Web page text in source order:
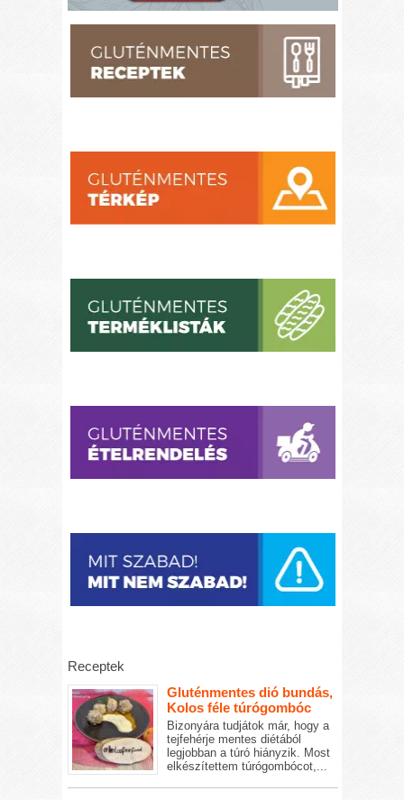
Receptek
Gluténmentes dió bundás,
Kolos féle túrógombóc
Bizonyára tudjátok már, hogy a
tejfehérje mentes diétából
legjobban a túró hiányzik. Most
elkészítettem túrógombócot,...